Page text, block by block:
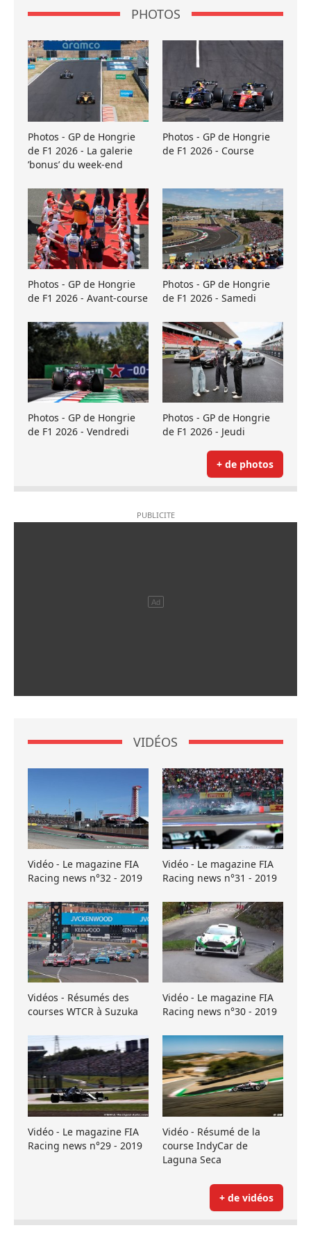
PHOTOS
Photos - GP de Hongrie
de F1 2026 - La galerie
’bonus’ du week-end
Photos - GP de Hongrie
de F1 2026 - Course
Photos - GP de Hongrie
de F1 2026 - Avant-course
Photos - GP de Hongrie
de F1 2026 - Samedi
Photos - GP de Hongrie
de F1 2026 - Vendredi
Photos - GP de Hongrie
de F1 2026 - Jeudi
+ de photos
VIDÉOS
Vidéo - Le magazine FIA
Racing news n°32 - 2019
Vidéo - Le magazine FIA
Racing news n°31 - 2019
Vidéos - Résumés des
courses WTCR à Suzuka
Vidéo - Le magazine FIA
Racing news n°30 - 2019
Vidéo - Le magazine FIA
Racing news n°29 - 2019
Vidéo - Résumé de la
course IndyCar de
Laguna Seca
+ de vidéos